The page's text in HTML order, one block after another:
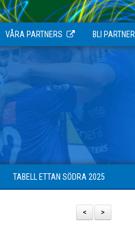
VÅRA PARTNERS BLI PARTNER
TABELL ETTAN SÖDRA 2025
>
<